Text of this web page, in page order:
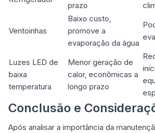
prazo
Ventoinhas
Baixo custo,
promove a
evaporação da água
Luzes LED de
baixa
temperatura
Menor geração de
calor, econômicas a
longo prazo
Conclusão e
Após analisar a importância da